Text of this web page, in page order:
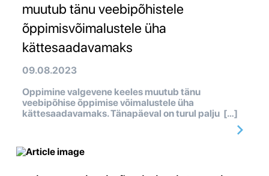
muutub tänu veebipõhistele
õppimisvõimalustele üha
kättesaadavamaks
09.08.2023
Oppimine valgevene keeles muutub tänu
veebipõhise õppimise võimalustele üha
kättesaadavamaks. Tänapäeval on turul palju […]